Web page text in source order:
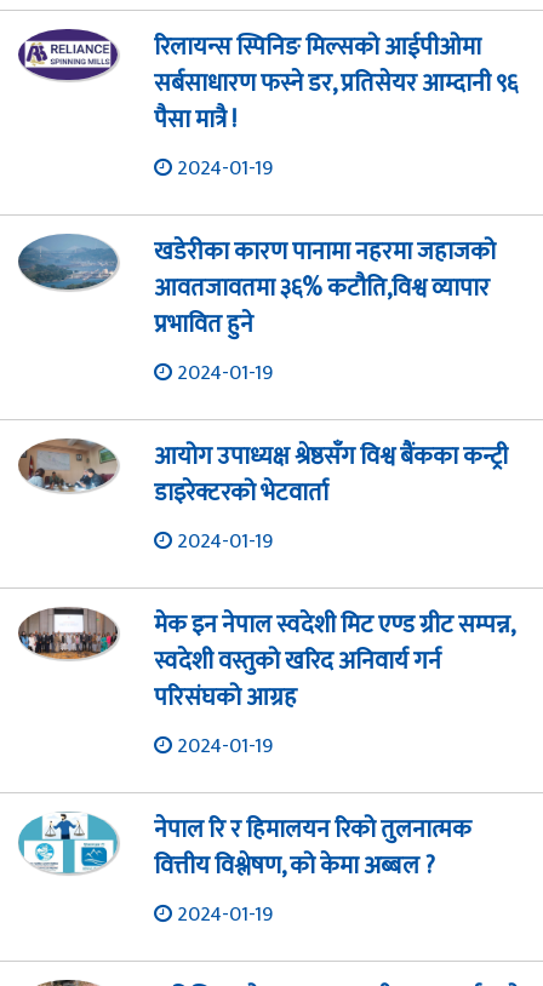
रिलायन्स स्पिनिङ मिल्सको आईपीओमा
सर्बसाधारण फस्ने डर, प्रतिसेयर आम्दानी ९६
पैसा मात्रै !
2024-01-19
खडेरीका कारण पानामा नहरमा जहाजको
आवतजावतमा ३६% कटौति,विश्व व्यापार
प्रभावित हुने
2024-01-19
आयोग उपाध्यक्ष श्रेष्ठसँग विश्व बैंकका कन्ट्री
डाइरेक्टरको भेटवार्ता
2024-01-19
मेक इन नेपाल स्वदेशी मिट एण्ड ग्रीट सम्पन्न,
स्वदेशी वस्तुको खरिद अनिवार्य गर्न
परिसंघको आग्रह
2024-01-19
नेपाल रि र हिमालयन रिको तुलनात्मक
वित्तीय विश्लेषण, को केमा अब्बल ?
2024-01-19